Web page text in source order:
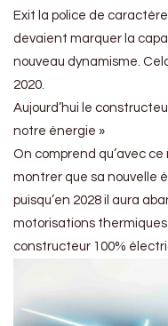
Exit la police de caractère
devaient marquer la
nouveau dynamisme.
2020.
Aujourd’hui le
notre énergie »
On comprend qu’avec
montrer que sa nouvelle
puisqu’en 2028 il aura
motorisations
constructeur 100%